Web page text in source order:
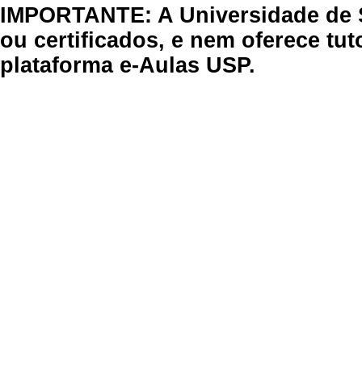
IMPORTANTE: A Universidade
ou certificados, e nem oferece
plataforma e-Aulas USP.